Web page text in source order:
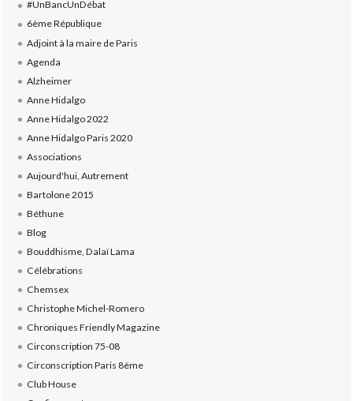
#UnBancUnDébat
6ème République
Adjoint à la maire de Paris
Agenda
Alzheimer
Anne Hidalgo
Anne Hidalgo 2022
Anne Hidalgo Paris 2020
Associations
Aujourd'hui, Autrement
Bartolone 2015
Béthune
Blog
Bouddhisme, Dalaï Lama
Célébrations
Chemsex
Christophe Michel-Romero
Chroniques Friendly Magazine
Circonscription 75-08
Circonscription Paris 8ème
Club House